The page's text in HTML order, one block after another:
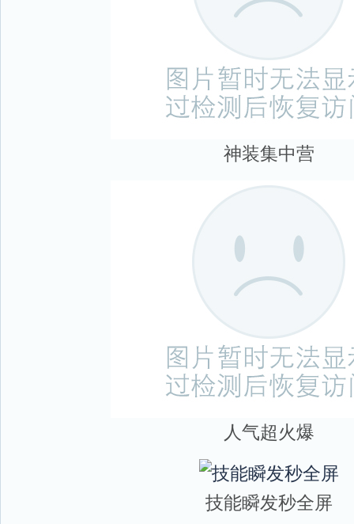
神装集中营
人气超火爆
技能瞬发秒全屏